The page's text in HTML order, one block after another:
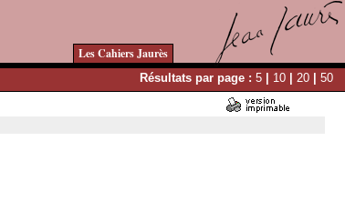
Les Cahiers Jaurès
Résultats par page : 5 | 10 | 20 | 50